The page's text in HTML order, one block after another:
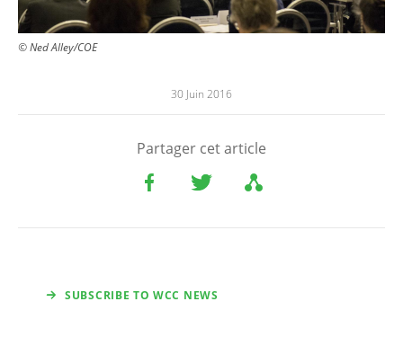
© Ned Alley/COE
30 Juin 2016
Partager cet article
SUBSCRIBE TO WCC NEWS